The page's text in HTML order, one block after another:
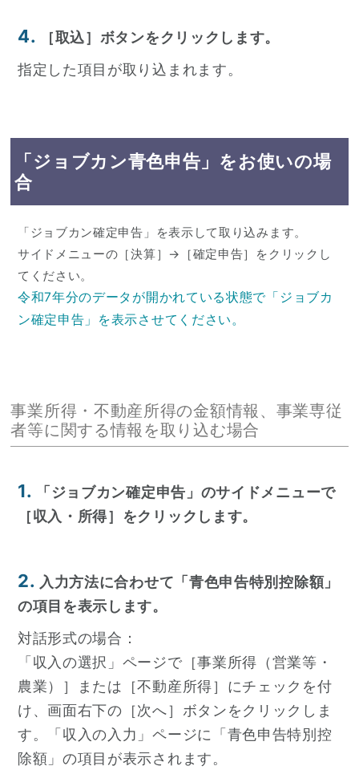
4.
［取込］ボタンをクリックします。
指定した項目が取り込まれます。
「ジョブカン青色申告」をお使いの場
合
「ジョブカン確定申告」を表示して取り込みます。
サイドメニューの［決算］→［確定申告］をクリックし
てください。
令和7年分のデータが開かれている状態で「ジョブカ
ン確定申告」を表示させてください。
事業所得・不動産所得の金額情報、事業専従
者等に関する情報を取り込む場合
1.
「ジョブカン確定申告」のサイドメニューで
［収入・所得］をクリックします。
2. 入力方法に合わせて「青色申告特別控除額」
の項目を表示します。
対話形式の場合：
「収入の選択」ページで［事業所得（営業等・
農業）］または［不動産所得］にチェックを付
け、画面右下の［次へ］ボタンをクリックしま
す。「収入の入力」ページに「青色申告特別控
除額」の項目が表示されます。